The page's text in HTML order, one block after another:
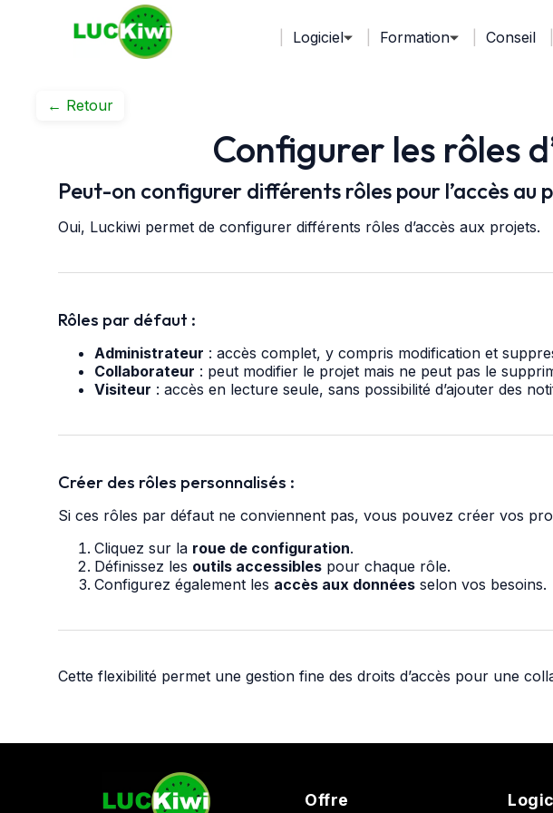
Logiciel Formation Conseil
← Retour
Configurer les rôles
Peut-on configurer différents rôles pour l’accès au
Oui, Luckiwi permet de configurer différents rôles d’accès aux projets.
Rôles par défaut :
Administrateur : accès complet, y compris modification et
Collaborateur : peut modifier le projet mais ne peut pas le
Visiteur : accès en lecture seule, sans possibilité d’ajouter des
Créer des rôles personnalisés :
Si ces rôles par défaut ne conviennent pas, vous pouvez créer vos
Cliquez sur la roue de configuration.
Définissez les outils accessibles pour chaque rôle.
Configurez également les accès aux données selon vos besoins.
Cette flexibilité permet une gestion fine des droits d’accès pour une
Offre